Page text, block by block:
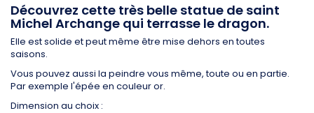
Découvrez cette très belle statue de saint
Michel Archange qui terrasse le dragon.
Elle est solide et peut même être mise dehors en toutes
saisons.
Vous pouvez aussi la peindre vous même, toute ou en partie.
Par exemple l'épée en couleur or.
Dimension au choix :